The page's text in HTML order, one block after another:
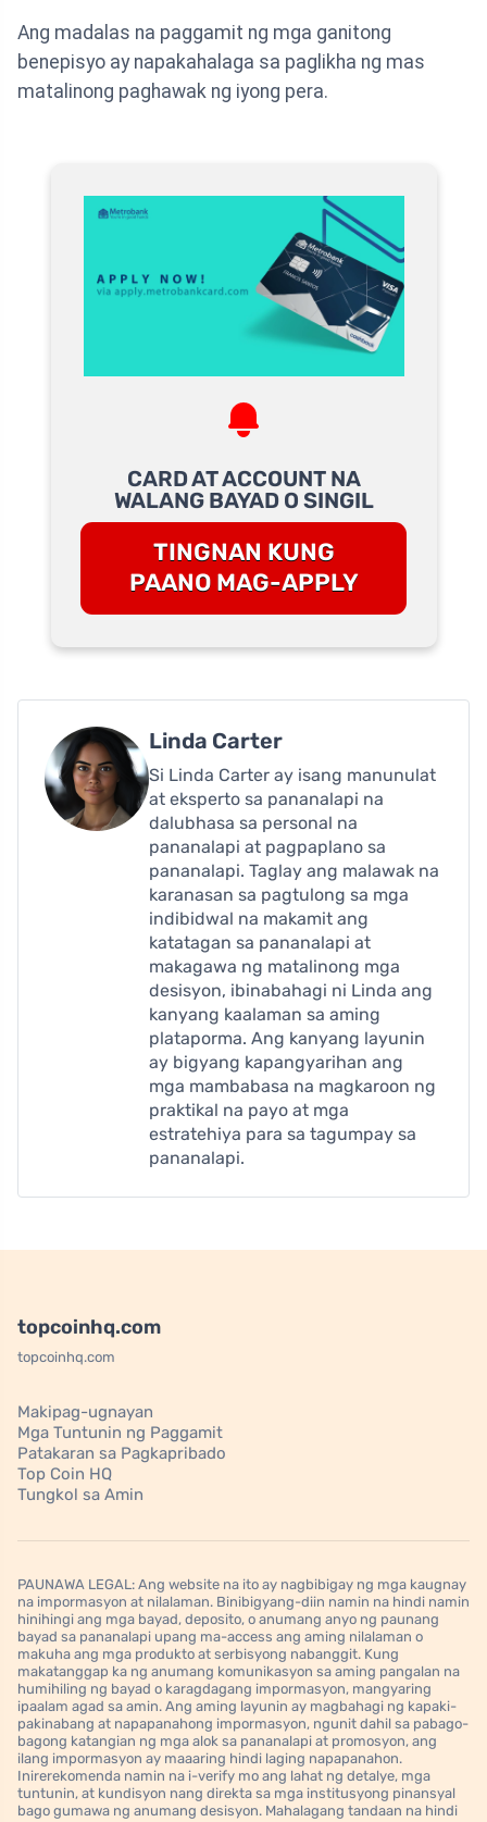
Ang madalas na paggamit ng mga ganitong
benepisyo ay napakahalaga sa paglikha ng mas
matalinong paghawak ng iyong pera.
CARD AT ACCOUNT NA
WALANG BAYAD O SINGIL
TINGNAN KUNG
PAANO MAG-APPLY
Linda Carter
Si Linda Carter ay isang manunulat
at eksperto sa pananalapi na
dalubhasa sa personal na
pananalapi at pagpaplano sa
pananalapi. Taglay ang malawak na
karanasan sa pagtulong sa mga
indibidwal na makamit ang
katatagan sa pananalapi at
makagawa ng matalinong mga
desisyon, ibinabahagi ni Linda ang
kanyang kaalaman sa aming
plataporma. Ang kanyang layunin
ay bigyang kapangyarihan ang
mga mambabasa na magkaroon ng
praktikal na payo at mga
estratehiya para sa tagumpay sa
pananalapi.
topcoinhq.com
topcoinhq.com
Makipag-ugnayan
Mga Tuntunin ng Paggamit
Patakaran sa Pagkapribado
Top Coin HQ
Tungkol sa Amin
PAUNAWA LEGAL: Ang website na ito ay nagbibigay ng mga kaugnay
na impormasyon at nilalaman. Binibigyang-diin namin na hindi namin
hinihingi ang mga bayad, deposito, o anumang anyo ng paunang
bayad sa pananalapi upang ma-access ang aming nilalaman o
makuha ang mga produkto at serbisyong nabanggit. Kung
makatanggap ka ng anumang komunikasyon sa aming pangalan na
humihiling ng bayad o karagdagang impormasyon, mangyaring
ipaalam agad sa amin. Ang aming layunin ay magbahagi ng kapaki-
pakinabang at napapanahong impormasyon, ngunit dahil sa pabago-
bagong katangian ng mga alok sa pananalapi at promosyon, ang
ilang impormasyon ay maaaring hindi laging napapanahon.
Inirerekomenda namin na i-verify mo ang lahat ng detalye, mga
tuntunin, at kundisyon nang direkta sa mga institusyong pinansyal
bago gumawa ng anumang desisyon. Mahalagang tandaan na hindi